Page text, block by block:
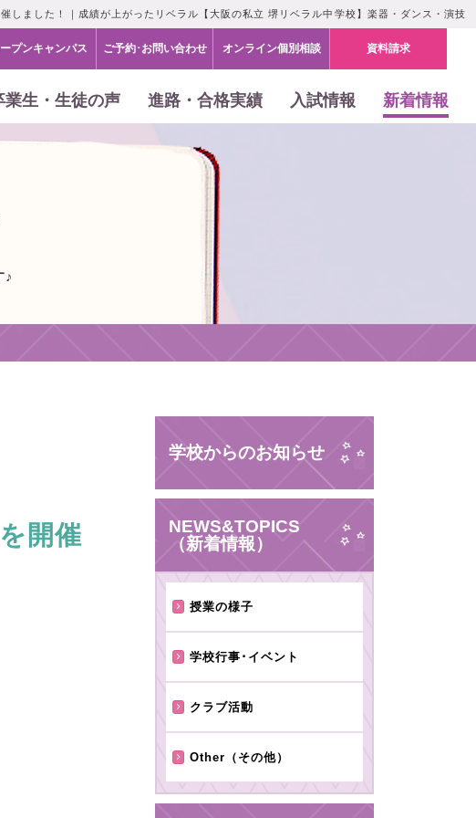
しました！｜成績が上がったリベラル【大阪の私立 堺リベラル中学校】楽器・ダンス・演技
プンキャンパス ご予約･お問い合わせ オンライン個別相談 資料請求
業生・生徒の声 進路・合格実績 入試情報 新着情報
♪
開催
学校からのお知らせ
NEWS&TOPICS
（新着情報）
授業の様子
学校行事･イベント
クラブ活動
Other（その他）